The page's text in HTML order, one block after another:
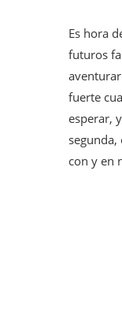
Es hora
futuros
fuerte
esperar,
segunda,
con y en